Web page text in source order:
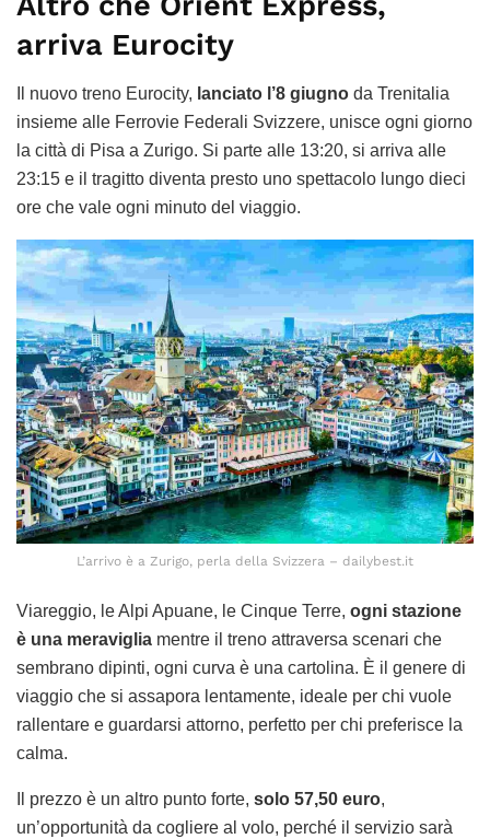
arriva Eurocity
Il nuovo treno Eurocity, lanciato l’8 giugno da Trenitalia
insieme alle Ferrovie Federali Svizzere, unisce ogni giorno
la città di Pisa a Zurigo. Si parte alle 13:20, si arriva alle
23:15 e il tragitto diventa presto uno spettacolo lungo dieci
ore che vale ogni minuto del viaggio.
L’arrivo è a Zurigo, perla della Svizzera – dailybest.it
Viareggio, le Alpi Apuane, le Cinque Terre, ogni stazione
è una meraviglia mentre il treno attraversa scenari che
sembrano dipinti, ogni curva è una cartolina. È il genere di
viaggio che si assapora lentamente, ideale per chi vuole
rallentare e guardarsi attorno, perfetto per chi preferisce la
calma.
Il prezzo è un altro punto forte, solo 57,50 euro,
un’opportunità da cogliere al volo, perché il servizio sarà